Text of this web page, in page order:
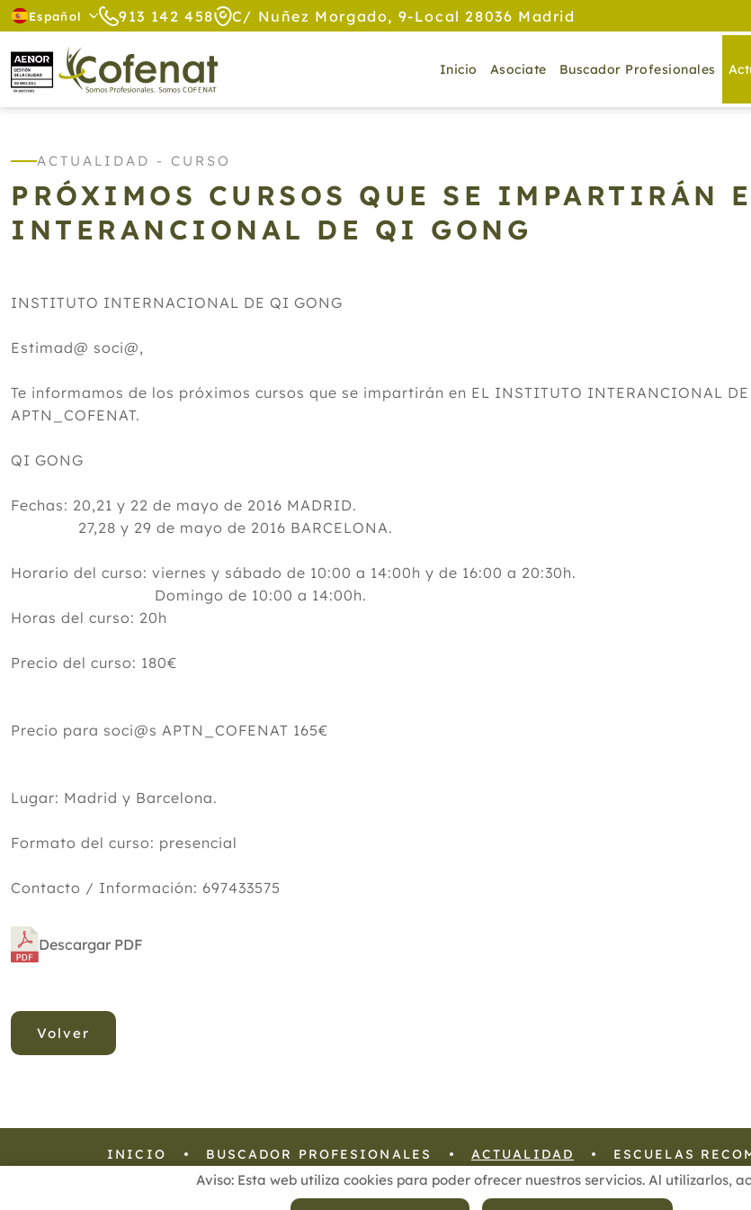
Español 913 142 458 C/ Nuñez Morgado, 9-Local 28036 Madrid
Inicio Asociate Buscador Profesionales
ACTUALIDAD - CURSO
PRÓXIMOS CURSOS QUE SE IMPARTIRÁN
INTERANCIONAL DE QI GONG
INSTITUTO INTERNACIONAL DE QI GONG
Estimad@ soci@,
Te informamos de los próximos cursos que se impartirán en EL INSTITUTO INTERANCIONAL
APTN_COFENAT.
QI GONG
Fechas: 20,21 y 22 de mayo de 2016 MADRID.
27,28 y 29 de mayo de 2016 BARCELONA.
Horario del curso: viernes y sábado de 10:00 a 14:00h y de 16:00 a 20:30h.
Domingo de 10:00 a 14:00h.
Horas del curso: 20h
Precio del curso: 180€
Precio para soci@s APTN_COFENAT 165€
Lugar: Madrid y Barcelona.
Formato del curso: presencial
Contacto / Información: 697433575
Descargar PDF
Volver
Aviso: Esta web utiliza cookies para poder ofrecer nuestros servicios. Al utilizarlos,
INICIO BUSCADOR PROFESIONALES ACTUALIDAD ESCUELAS
Aviso Legal Política de Privacidad de Datos